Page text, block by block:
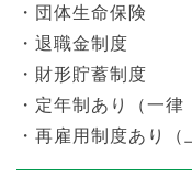
・団体生命保険
・退職金制度
・財形貯蓄制度
・定年制あり（一
・再雇用制度あり